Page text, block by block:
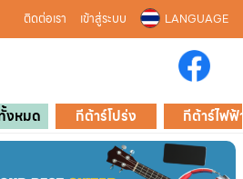
ติดต่อเรา เข้าสู่ระบบ LANGUAGE
งหมด กีต้าร์โปร่ง กีต้าร์ไฟฟ้